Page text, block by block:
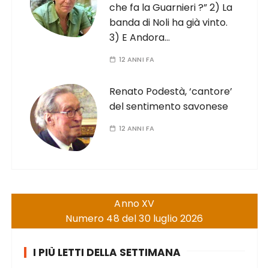
che fa la Guarnieri ?” 2) La
banda di Noli ha già vinto.
3) E Andora…
12 ANNI FA
Renato Podestà, ‘cantore’
del sentimento savonese
12 ANNI FA
Anno XV
Numero 48 del 30 luglio 2026
I PIÙ LETTI DELLA SETTIMANA